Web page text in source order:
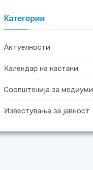
Категории
Актуелности
Календар на настани
Соопштенија за медиуми
Известувања за јавност